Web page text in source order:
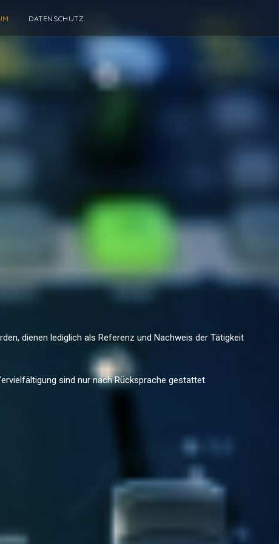
DATENSCHUTZ
dienen lediglich als Referenz und Nachweis der Tätigkeit
sind nur nach Rücksprache gestattet.